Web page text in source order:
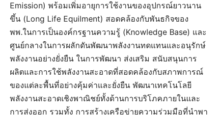
Emission) พร้อมเพิ่มอายุการใช้งานของอุปกรณ์ยาวนาน
ขึ้น (Long Life Equilment) สอดคล้องกับพันธกิจของ
พพ.ในการเป็นองค์กรฐานความรู้ (Knowledge Base) และ
ศูนย์กลางในการผลักดันพัฒนาพลังงานทดแทนและอนุรักษ์
พลังงานอย่างยั่งยืน ในการพัฒนา ส่งเสริม สนับสนุนการ
ผลิตและการใช้พลังงานสะอาดที่สอดคล้องกับสภาพการณ์
ของแต่ละพื้นที่อย่างคุ้มค่าและยั่งยืน พัฒนาเทคโนโลยี
พลังงานสะอาดเชิงพาณิชย์ทั้งด้านการบริโภคภายในและ
การส่งออก รวมทั้ง การสร้างเครือข่ายความร่วมมือที่นำพา